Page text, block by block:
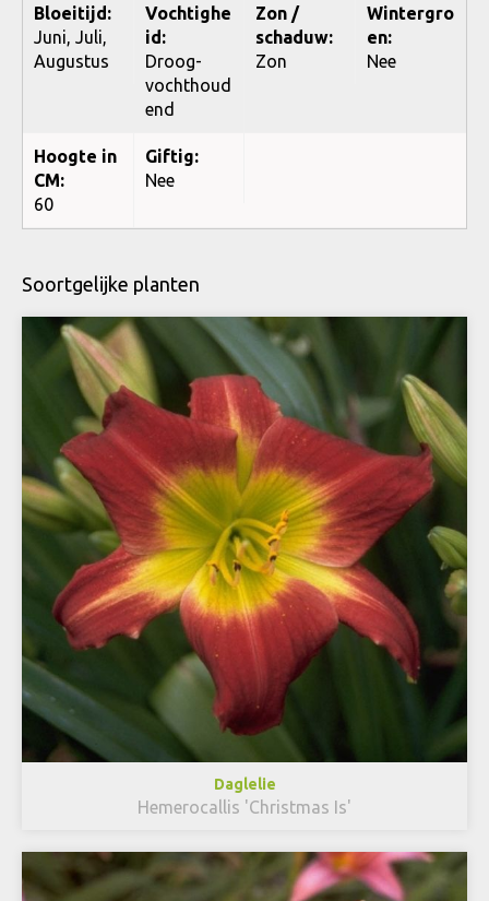
Bloeitijd:
Juni, Juli,
Augustus
Vochtighe
id:
Droog-
vochthoud
end
Zon /
schaduw:
Zon
Wintergro
en:
Nee
Hoogte in
CM:
60
Giftig:
Nee
Soortgelijke planten
Daglelie
Hemerocallis 'Christmas Is'